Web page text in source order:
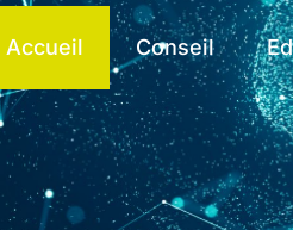
Accueil Conseil